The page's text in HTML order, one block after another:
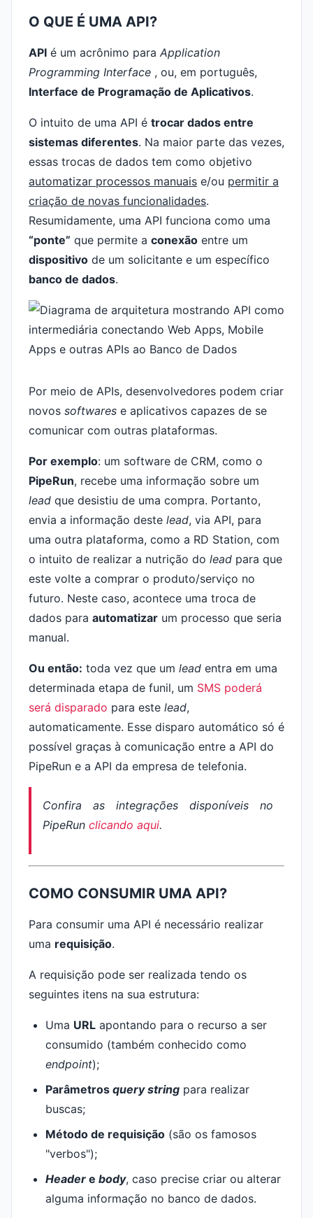
O QUE É UMA API?
API é um acrônimo para Application
Programming Interface , ou, em português,
Interface de Programação de Aplicativos.
O intuito de uma API é trocar dados entre
sistemas diferentes. Na maior parte das vezes,
essas trocas de dados tem como objetivo
automatizar processos manuais e/ou permitir a
criação de novas funcionalidades.
Resumidamente, uma API funciona como uma
“ponte” que permite a conexão entre um
dispositivo de um solicitante e um específico
banco de dados.
Por meio de APIs, desenvolvedores podem criar
novos softwares e aplicativos capazes de se
comunicar com outras plataformas.
Por exemplo: um software de CRM, como o
PipeRun, recebe uma informação sobre um
lead que desistiu de uma compra. Portanto,
envia a informação deste lead, via API, para
uma outra plataforma, como a RD Station, com
o intuito de realizar a nutrição do lead para que
este volte a comprar o produto/serviço no
futuro. Neste caso, acontece uma troca de
dados para automatizar um processo que seria
manual.
Ou então: toda vez que um lead entra em uma
determinada etapa de funil, um SMS poderá
será disparado para este lead,
automaticamente. Esse disparo automático só é
possível graças à comunicação entre a API do
PipeRun e a API da empresa de telefonia.
Confira as integrações disponíveis no
PipeRun clicando aqui.
COMO CONSUMIR UMA API?
Para consumir uma API é necessário realizar
uma requisição.
A requisição pode ser realizada tendo os
seguintes itens na sua estrutura:
Uma URL apontando para o recurso a ser
consumido (também conhecido como
endpoint);
Parâmetros query string para realizar
buscas;
Método de requisição (são os famosos
"verbos");
Header e body, caso precise criar ou alterar
alguma informação no banco de dados.